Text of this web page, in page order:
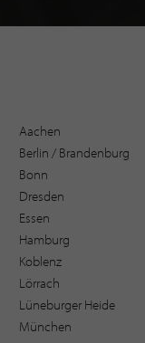
Aachen
Berlin / Brandenburg
Bonn
Dresden
Essen
Hamburg
Koblenz
Lörrach
Lüneburger Heide
München